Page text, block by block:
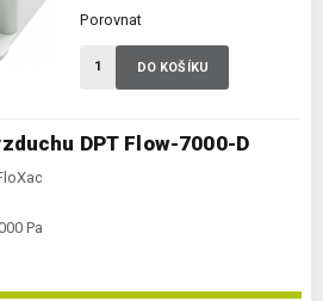
DPT Flow-7000-D
Pa
Porovnat
DO KOŠÍKU